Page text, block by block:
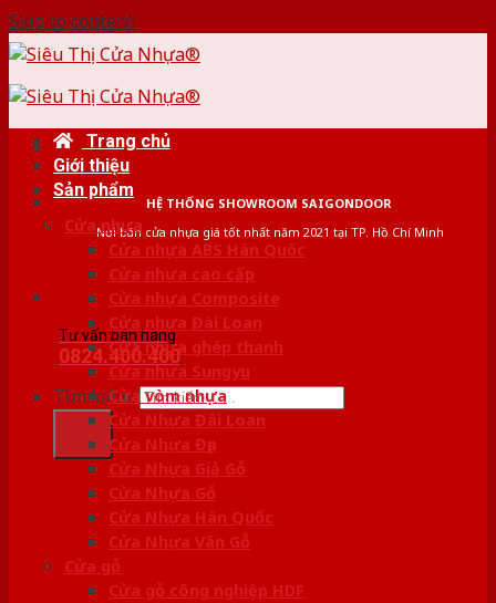
Skip to content
HỆ THỐNG SHOWROOM SAIGONDOOR
Nơi bán cửa nhựa giá tốt nhất năm 2021 tại TP. Hồ Chí Minh
Tư vấn bán hàng
0824.400.400
Tìm kiếm:
Trang chủ
Giới thiệu
Sản phẩm
Cửa nhựa
Cửa nhựa ABS Hàn Quốc
Cửa nhựa cao cấp
Cửa nhựa Composite
Cửa nhựa Đài Loan
Cửa nhựa ghép thanh
Cửa nhựa Sungyu
Cửa vòm nhựa
Cửa Nhựa Đài Loan
Cửa Nhựa Đẹp
Cửa Nhựa Giả Gỗ
Cửa Nhựa Gỗ
Cửa Nhựa Hàn Quốc
Cửa Nhựa Vân Gỗ
Cửa gỗ
Cửa gỗ công nghiệp HDF